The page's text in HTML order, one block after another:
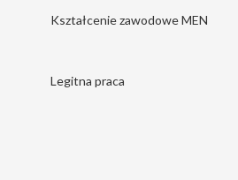
Kształcenie zawodowe MEN
Legitna praca